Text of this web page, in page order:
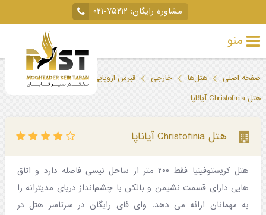
مشاوره رایگان: ۰۲۱-۷۵۲۱۲
منو
داخلی
لحظه
آخری
صفحه اصلی هتل‌ها خارجی قبرس اروپایی
آیاناپا
هتل Christofinia آیاناپا
هتل Christofinia آیاناپا
هتل کریستوفینیا فقط ۲۰۰ متر از ساحل نیسی فاصله دارد و اتاق
هایی دارای قسمت نشیمن و بالکن با چشم‌انداز دریای مدیترانه را
به مهمانان ارائه می دهد. وای فای رایگان در سرتاسر هتل در